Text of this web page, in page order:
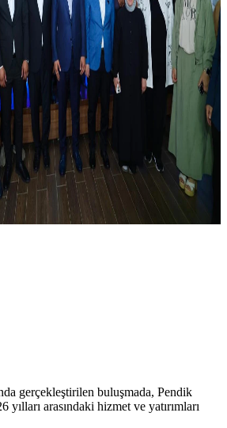
gerçekleştirilen buluşmada, Pendik
arasındaki hizmet ve yatırımları